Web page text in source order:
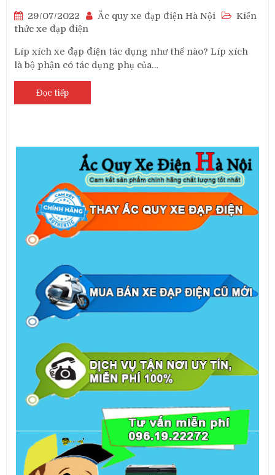
29/07/2022 Ắc quy xe đạp điện Hà Nội
Kiến
thức xe đạp điện
Líp xích xe đạp điện tác dụng như thế nào? Líp xích
là bộ phận có tác dụng phụ của…
Đọc tiếp